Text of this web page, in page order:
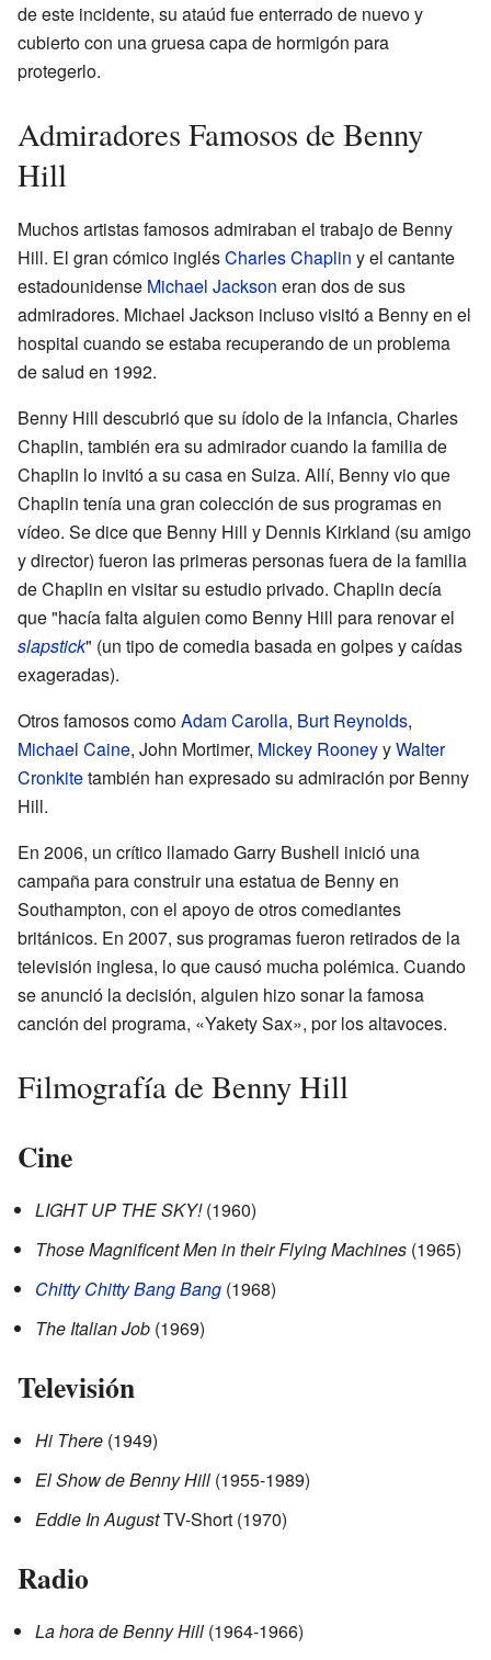
de este incidente, su ataúd fue enterrado de nuevo y
cubierto con una gruesa capa de hormigón para
protegerlo.
Admiradores Famosos de Benny
Hill
Muchos artistas famosos admiraban el trabajo de Benny
Hill. El gran cómico inglésCharles Chaplin y el cantante
estadounidense Michael Jackson eran dos de sus
admiradores. Michael Jackson incluso visitó a Benny en el
hospital cuando se estaba recuperando de un problema
de salud en 1992.
Benny Hill descubrió que su ídolo de la infancia, Charles
Chaplin, también era su admirador cuando la familia de
Chaplin lo invitó a su casa en Suiza. Allí, Benny vio que
Chaplin tenía una gran colección de sus programas en
vídeo. Se dice que Benny Hill y Dennis Kirkland (su amigo
y director) fueron las primeras personas fuera de la familia
de Chaplin en visitar su estudio privado. Chaplin decía
que "hacía falta alguien como Benny Hill para renovar el
slapstick" (un tipo de comedia basada en golpes y caídas
exageradas).
Otros famosos comoAdam Carolla, Burt Reynolds,
Michael Caine, John Mortimer, Mickey RooneyyWalter
Cronkitetambién han expresado su admiración por Benny
Hill.
En 2006, un crítico llamado Garry Bushell inició una
campaña para construir una estatua de Benny en
Southampton, con el apoyo de otros comediantes
británicos. En 2007, sus programas fueron retirados de la
televisión inglesa, lo que causó mucha polémica. Cuando
se anunció la decisión, alguien hizo sonar la famosa
canción del programa, «Yakety Sax», por los altavoces.
Filmografía de Benny Hill
Cine
LIGHT UP THE SKY!(1960)
Those Magnificent Men in their Flying Machines (1965)
Chitty Chitty Bang Bang (1968)
The Italian Job (1969)
Televisión
Hi There (1949)
El Show de Benny Hill (1955-1989)
Eddie In AugustTV-Short (1970)
Radio
La hora de Benny Hill (1964-1966)